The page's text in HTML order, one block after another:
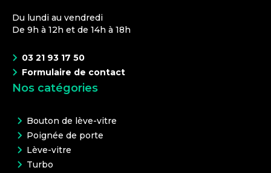
Du lundi au vendredi
De 9h à 12h et de 14h à 18h
03 21 93 17 50
Formulaire de contact
Nos catégories
Bouton de lève-vitre
Poignée de porte
Lève-vitre
Turbo